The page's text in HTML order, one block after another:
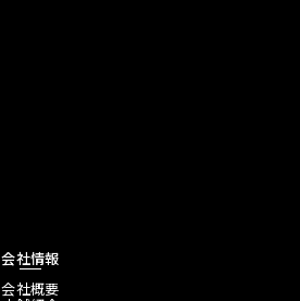
会社情報
会社概要